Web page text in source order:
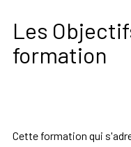
Les
formation
Cette formation qui